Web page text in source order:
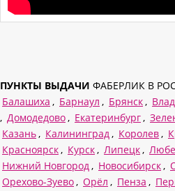
ПУНКТЫ ВЫДАЧИ ФАБЕРЛИК В
Балашиха , Барнаул , Брянск ,
, Домодедово , Екатеринбург ,
Казань , Калининград , Королев ,
Красноярск , Курск , Липецк ,
Нижний Новгород , Новосибирск ,
Орехово-Зуево , Орёл , Пенза ,